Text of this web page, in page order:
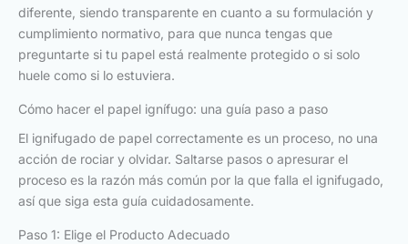
diferente, siendo transparente en cuanto a su formulación y
cumplimiento normativo, para que nunca tengas que
preguntarte si tu papel está realmente protegido o si solo
huele como si lo estuviera.
Cómo hacer el papel ignífugo: una guía paso a paso
El ignifugado de papel correctamente es un proceso, no una
acción de rociar y olvidar. Saltarse pasos o apresurar el
proceso es la razón más común por la que falla el ignifugado,
así que siga esta guía cuidadosamente.
Paso 1: Elige el Producto Adecuado